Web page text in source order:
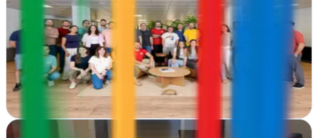
Barcelona
Agencia de diseño web y marketing digital siempre orientada a la
creación de negocio para nuestros clientes desde 2002.
Ver ficha completa